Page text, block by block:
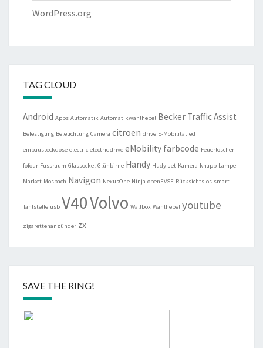
WordPress.org
TAG CLOUD
Android Apps Automatik Automatikwählhebel Becker Traffic Assist
Befestigung Beleuchtung Camera citroen drive E-Mobilität ed
einbausteckdose electric electric drive eMobility farbcode Feuerlöscher
fofour Fussraum Glassockel Glühbirne Handy Hudy Jet Kamera knapp Lampe
Market Mosbach Navigon NexusOne Ninja openEVSE Rücksichtslos smart
Tanlstelle usb V40Volvo Wallbox Wählhebel youtube
zigarettenanzünder zx
SAVE THE RING!